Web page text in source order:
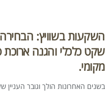
השקעות בשוויץ:
שקט כלכלי והגנה
מקומי.
בשנים האחרונות הולך וגובר